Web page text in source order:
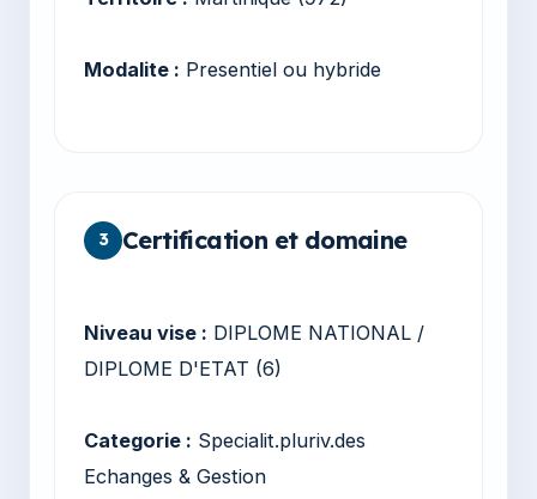
Modalite : Presentiel ou hybride
3 Certification et domaine
Niveau vise : DIPLOME NATIONAL /
DIPLOME D'ETAT (6)
Categorie : Specialit.pluriv.des
Echanges & Gestion